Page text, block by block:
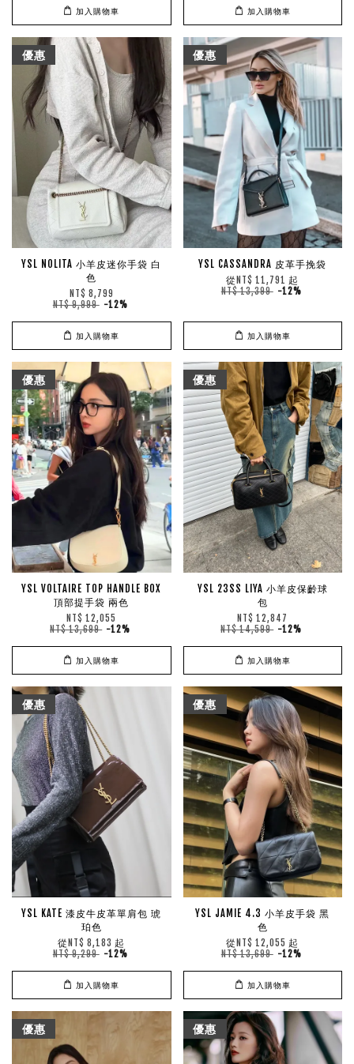
加入購物車 加入購物車
優惠
YSL NOLITA 小羊皮迷你手袋 白
色
NT$ 8,799
NT$ 9,999 -12%
加入購物車
優惠
YSL CASSANDRA 皮革手挽袋
從 NT$ 11,791 起
NT$ 13,399 -12%
加入購物車
優惠
YSL VOLTAIRE TOP HANDLE BOX
頂部提手袋 兩色
NT$ 12,055
NT$ 13,699 -12%
加入購物車
優惠
YSL 23SS LIYA 小羊皮保齡球
包
NT$ 12,847
NT$ 14,599 -12%
加入購物車
優惠
YSL KATE 漆皮牛皮革單肩包 琥
珀色
從 NT$ 8,183 起
NT$ 9,299 -12%
加入購物車
優惠
YSL JAMIE 4.3 小羊皮手袋 黑
色
從 NT$ 12,055 起
NT$ 13,699 -12%
加入購物車
優惠 優惠